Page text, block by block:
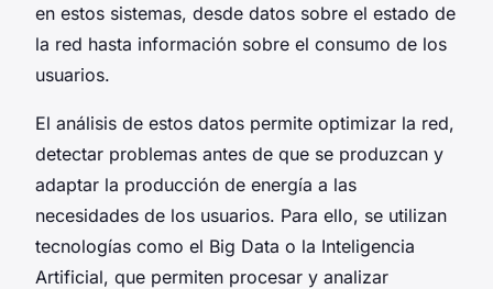
en estos sistemas, desde datos sobre el estado de
la red hasta información sobre el consumo de los
usuarios.
El análisis de estos datos permite optimizar la red,
detectar problemas antes de que se produzcan y
adaptar la producción de energía a las
necesidades de los usuarios. Para ello, se utilizan
tecnologías como el Big Data o la Inteligencia
Artificial, que permiten procesar y analizar